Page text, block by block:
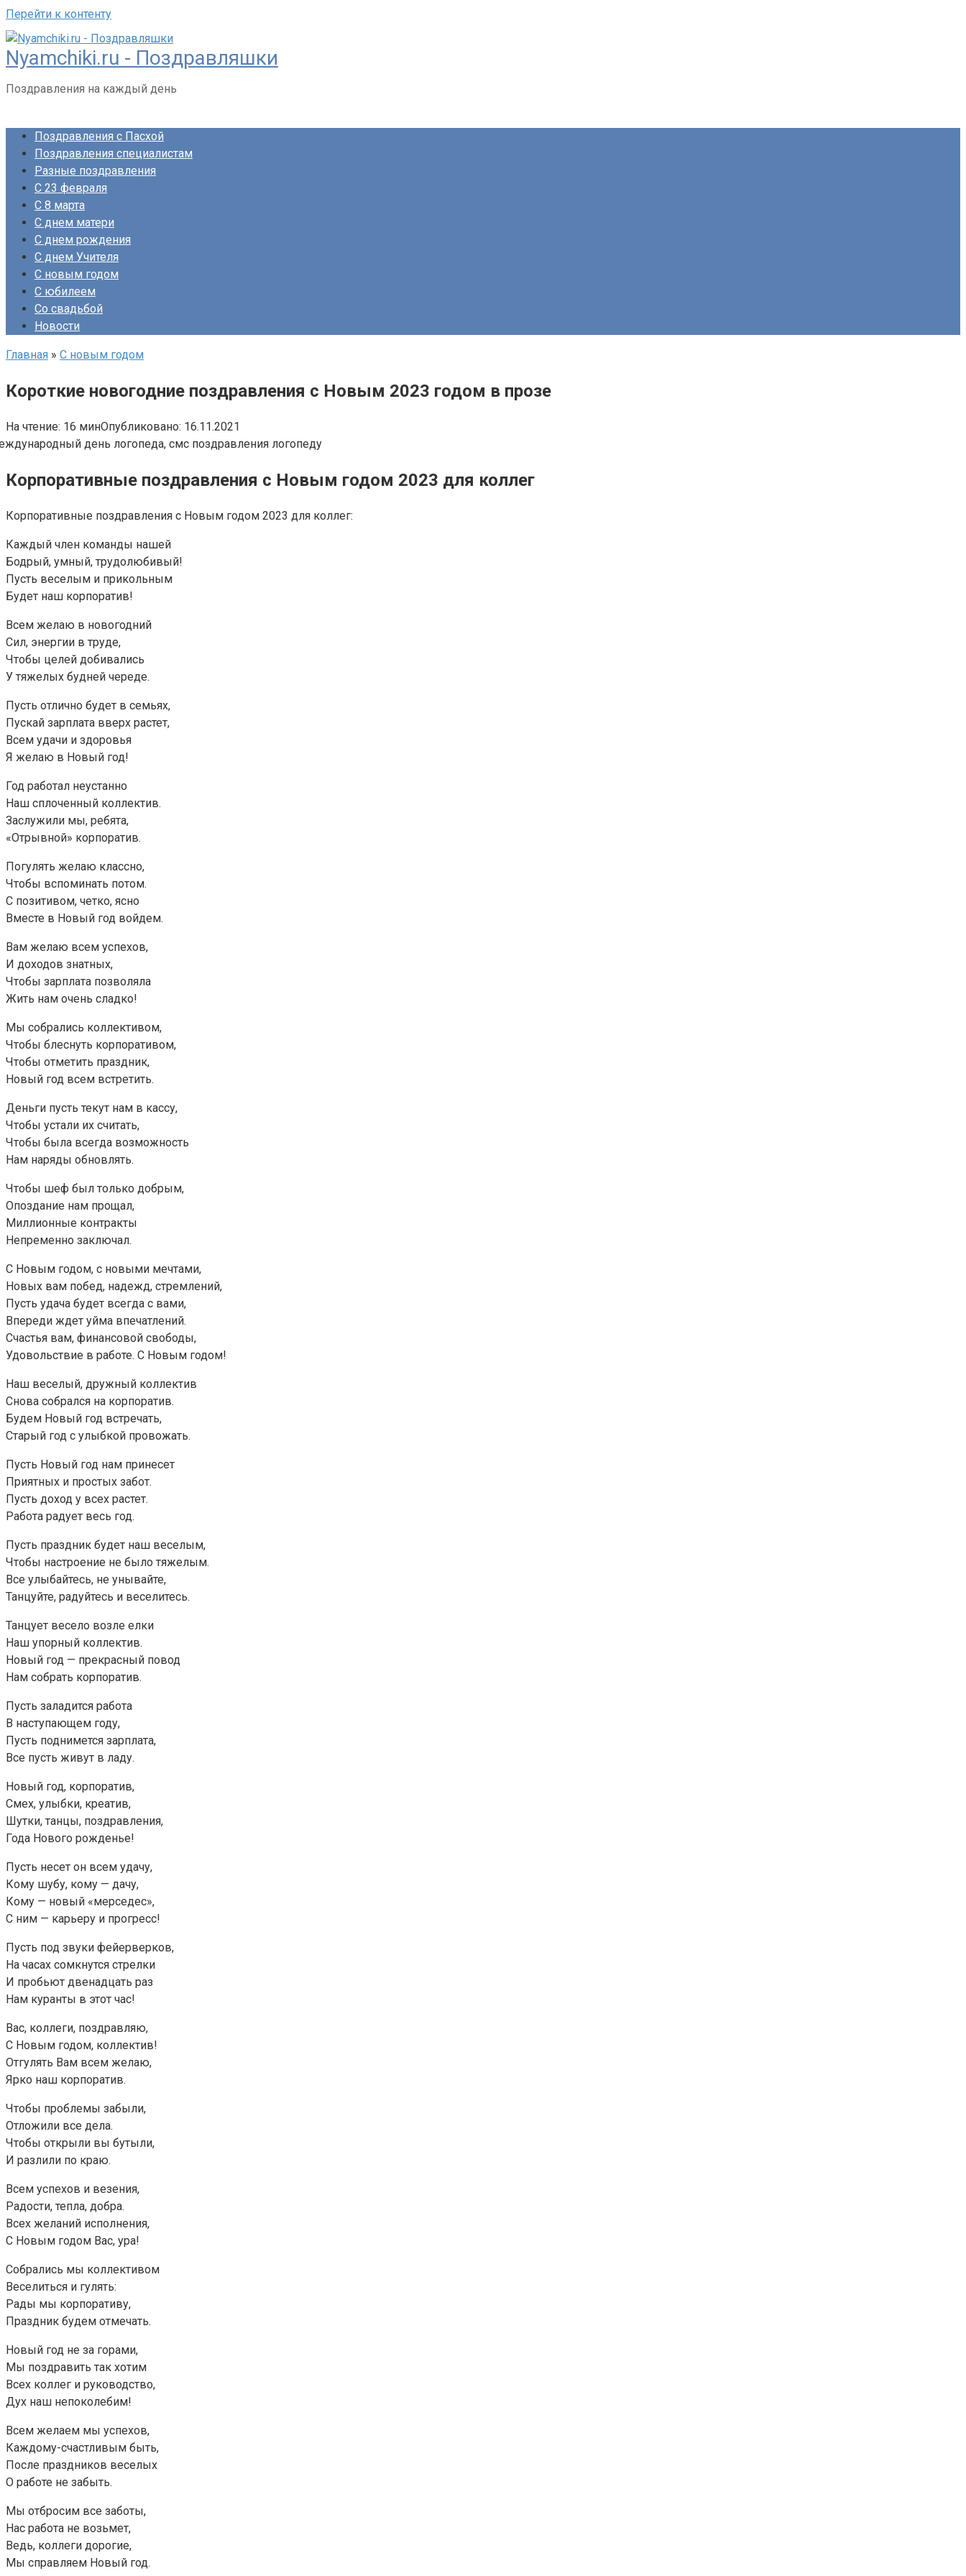
Перейти к контенту
Nyamchiki.ru - Поздравляшки
Поздравления на каждый день
Поздравления с Пасхой
Поздравления специалистам
Разные поздравления
С 23 февраля
С 8 марта
С днем матери
С днем рождения
С днем Учителя
С новым годом
С юбилеем
Со свадьбой
Новости
Главная » С новым годом
Короткие новогодние поздравления с Новым 2023 годом в прозе
На чтение: 16 минОпубликовано: 16.11.2021
Корпоративные поздравления с Новым годом 2023 для коллег
Корпоративные поздравления с Новым годом 2023 для коллег:
Каждый член команды нашей
Бодрый, умный, трудолюбивый!
Пусть веселым и прикольным
Будет наш корпоратив!
Всем желаю в новогодний
Сил, энергии в труде,
Чтобы целей добивались
У тяжелых будней череде.
Пусть отлично будет в семьях,
Пускай зарплата вверх растет,
Всем удачи и здоровья
Я желаю в Новый год!
Год работал неустанно
Наш сплоченный коллектив.
Заслужили мы, ребята,
«Отрывной» корпоратив.
Погулять желаю классно,
Чтобы вспоминать потом.
С позитивом, четко, ясно
Вместе в Новый год войдем.
Вам желаю всем успехов,
И доходов знатных,
Чтобы зарплата позволяла
Жить нам очень сладко!
Мы собрались коллективом,
Чтобы блеснуть корпоративом,
Чтобы отметить праздник,
Новый год всем встретить.
Деньги пусть текут нам в кассу,
Чтобы устали их считать,
Чтобы была всегда возможность
Нам наряды обновлять.
Чтобы шеф был только добрым,
Опоздание нам прощал,
Миллионные контракты
Непременно заключал.
С Новым годом, с новыми мечтами,
Новых вам побед, надежд, стремлений,
Пусть удача будет всегда с вами,
Впереди ждет уйма впечатлений.
Счастья вам, финансовой свободы,
Удовольствие в работе. С Новым годом!
Наш веселый, дружный коллектив
Снова собрался на корпоратив.
Будем Новый год встречать,
Старый год с улыбкой провожать.
Пусть Новый год нам принесет
Приятных и простых забот.
Пусть доход у всех растет.
Работа радует весь год.
Пусть праздник будет наш веселым,
Чтобы настроение не было тяжелым.
Все улыбайтесь, не унывайте,
Танцуйте, радуйтесь и веселитесь.
Танцует весело возле елки
Наш упорный коллектив.
Новый год — прекрасный повод
Нам собрать корпоратив.
Пусть заладится работа
В наступающем году,
Пусть поднимется зарплата,
Все пусть живут в ладу.
Новый год, корпоратив,
Смех, улыбки, креатив,
Шутки, танцы, поздравления,
Года Нового рожденье!
Пусть несет он всем удачу,
Кому шубу, кому — дачу,
Кому — новый «мерседес»,
С ним — карьеру и прогресс!
Пусть под звуки фейерверков,
На часах сомкнутся стрелки
И пробьют двенадцать раз
Нам куранты в этот час!
Вас, коллеги, поздравляю,
С Новым годом, коллектив!
Отгулять Вам всем желаю,
Ярко наш корпоратив.
Чтобы проблемы забыли,
Отложили все дела.
Чтобы открыли вы бутыли,
И разлили по краю.
Всем успехов и везения,
Радости, тепла, добра.
Всех желаний исполнения,
С Новым годом Вас, ура!
Собрались мы коллективом
Веселиться и гулять:
Рады мы корпоративу,
Праздник будем отмечать.
Новый год не за горами,
Мы поздравить так хотим
Всех коллег и руководство,
Дух наш непоколебим!
Всем желаем мы успехов,
Каждому-счастливым быть,
После праздников веселых
О работе не забыть.
Мы отбросим все заботы,
Нас работа не возьмет,
Ведь, коллеги дорогие,
Мы справляем Новый год.